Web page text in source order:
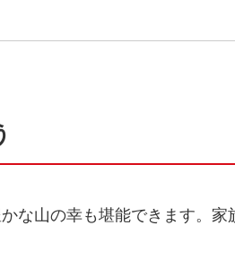
な山の幸も堪能できます。